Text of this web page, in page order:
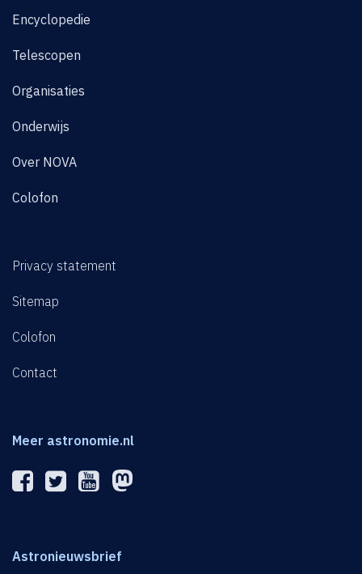
Encyclopedie
Telescopen
Organisaties
Onderwijs
Over NOVA
Colofon
Privacy statement
Sitemap
Colofon
Contact
Meer astronomie.nl
Astronieuwsbrief